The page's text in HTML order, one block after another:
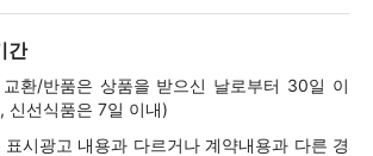
간
환/반품은 상품을 받으신 날로부터 30일 이
신선식품은 7일 이내)
시광고 내용과 다르거나 계약내용과 다른 경